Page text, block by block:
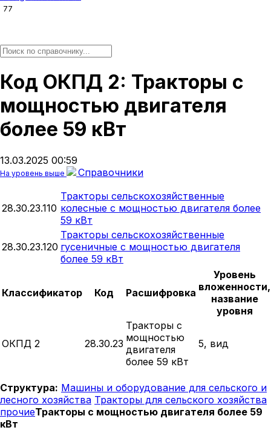
77
Код ОКПД 2: Тракторы с
мощностью двигателя
более 59 кВт
13.03.2025 00:59
На уровень выше Справочники
28.30.23.110
Тракторы сельскохозяйственные
колесные с мощностью двигателя более
59 кВт
28.30.23.120
Тракторы сельскохозяйственные
гусеничные с мощностью двигателя
более 59 кВт
Классификатор Код Расшифровка
Уровень
вложенности,
название
уровня
ОКПД 2 28.30.23
Тракторы с
мощностью
двигателя
более 59 кВт
5, вид
Структура: Машины и оборудование для сельского и
лесного хозяйства Тракторы для сельского хозяйства
прочиеТракторы с мощностью двигателя более 59
кВт